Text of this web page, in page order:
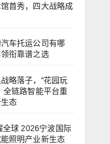
首秀，四大战略成
车托运公司有哪
衔靠谱之选
略落子，“花园玩
全链路智能平台重
态
全球 2026宁波国际
照明产业新生态